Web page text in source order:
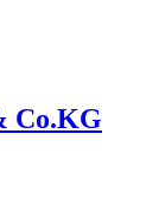
Co.KG